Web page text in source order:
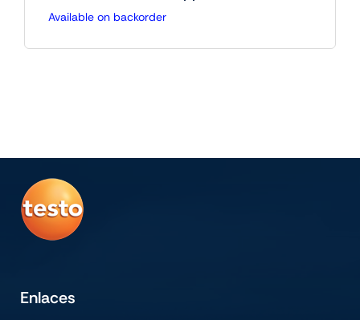
Available on backorder
Enlaces